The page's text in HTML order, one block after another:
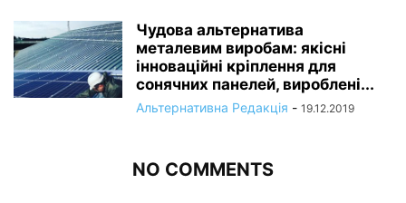
Чудова альтернатива
металевим виробам: якісні
інноваційні кріплення для
сонячних панелей, вироблені...
Альтернативна Редакція - 19.12.2019
NO COMMENTS